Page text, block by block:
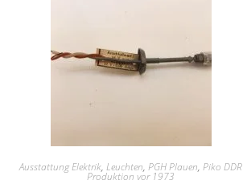
Ausstattung Elektrik, Leuchten, PGH Plauen, Piko DDR
Produktion vor 1973